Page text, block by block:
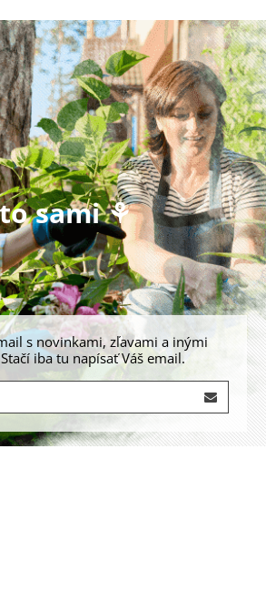
sami ⚘
s novinkami, zľavami a inými
iba tu napísať Váš email.